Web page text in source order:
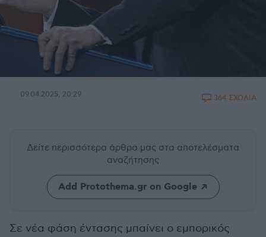
09.04.2025, 20:29 364 ΣΧΟΛΙΑ
Δείτε περισσότερα άρθρα μας στα αποτελέσματα
αναζήτησης
Add Protothema.gr on Google
Σε νέα φάση έντασης μπαίνει ο εμπορικός